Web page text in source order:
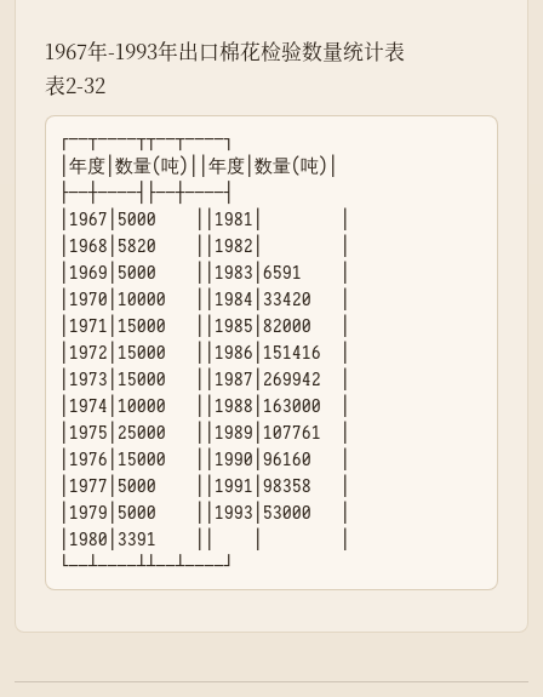
1967年-1993年出口棉花检验数量统计表
表2-32
┌──┬────┬┬──┬────┐
│年度│数量(吨)││年度│数量(吨)│
├──┼────┤├──┼────┤
│1967│5000    ││1981│        │
│1968│5820    ││1982│        │
│1969│5000    ││1983│6591    │
│1970│10000   ││1984│33420   │
│1971│15000   ││1985│82000   │
│1972│15000   ││1986│151416  │
│1973│15000   ││1987│269942  │
│1974│10000   ││1988│163000  │
│1975│25000   ││1989│107761  │
│1976│15000   ││1990│96160   │
│1977│5000    ││1991│98358   │
│1979│5000    ││1993│53000   │
│1980│3391    ││    │        │
└──┴────┴┴──┴────┘